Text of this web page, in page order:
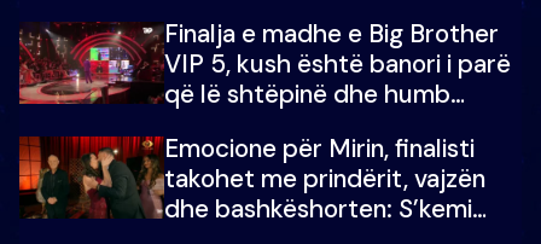
Finalja e madhe e Big Brother
VIP 5, kush është banori i parë
që lë shtëpinë dhe humb
çmimin e madh
Emocione për Mirin, finalisti
takohet me prindërit, vajzën
dhe bashkëshorten: S’kemi